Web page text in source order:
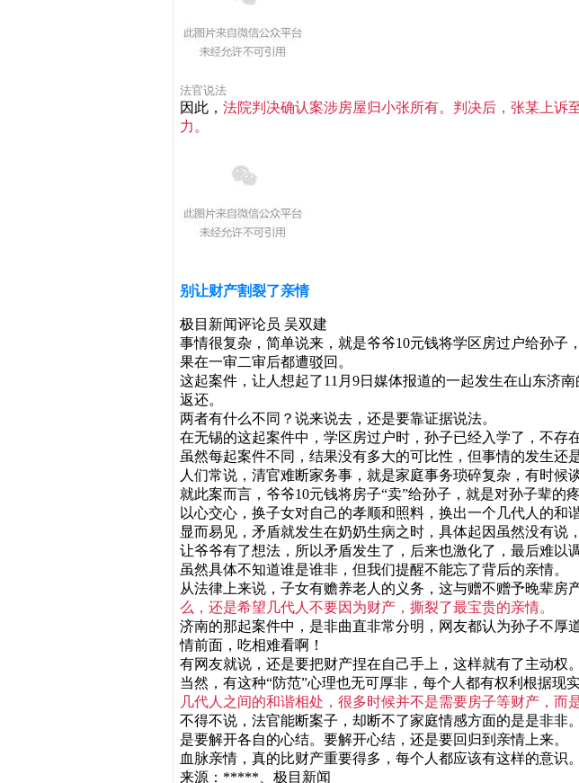
法官说法
因此， 法院判决确认案涉房屋归小张所有。判决后，张某上诉
力。
别让财产割裂了亲情
极目新闻评论员 吴双建
事情很复杂，简单说来，就是爷爷10元钱将学区房过户给孙
果在一审二审后都遭驳回。
这起案件，让人想起了11月9日媒体报道的一起发生在山东济
返还。
两者有什么不同？说来说去，还是要靠证据说法。
在无锡的这起案件中，学区房过户时，孙子已经入学了，不存
虽然每起案件不同，结果没有多大的可比性，但事情的发生还
人们常说，清官难断家务事，就是家庭事务琐碎复杂，有时候
就此案而言，爷爷10元钱将房子“卖”给孙子，就是对孙子辈
以心交心，换子女对自己的孝顺和照料，换出一个几代人的和
显而易见，矛盾就发生在奶奶生病之时，具体起因虽然没有说
让爷爷有了想法，所以矛盾发生了，后来也激化了，最后难以
虽然具体不知道谁是谁非，但我们提醒不能忘了背后的亲情。
从法律上来说，子女有赡养老人的义务，这与赠不赠予晚辈房
么，还是希望几代人不要因为财产，撕裂了最宝贵的亲情。
济南的那起案件中，是非曲直非常分明，网友都认为孙子不
情前面，吃相难看啊！
有网友就说，还是要把财产捏在自己手上，这样就有了主动权。
当然，有这种“防范”心理也无可厚非，每个人都有权利根据现
几代人之间的和谐相处，很多时候并不是需要房子等财产，而
不得不说，法官能断案子，却断不了家庭情感方面的是是非
是要解开各自的心结。要解开心结，还是要回归到亲情上来。
血脉亲情，真的比财产重要得多，每个人都应该有这样的意识
来源：*****、极目新闻